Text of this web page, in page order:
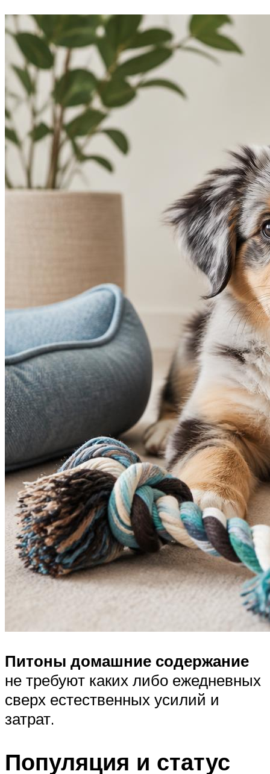
Питоны домашние содержание
не требуют каких либо ежедневных
сверх естественных усилий и
затрат.
Популяция и статус